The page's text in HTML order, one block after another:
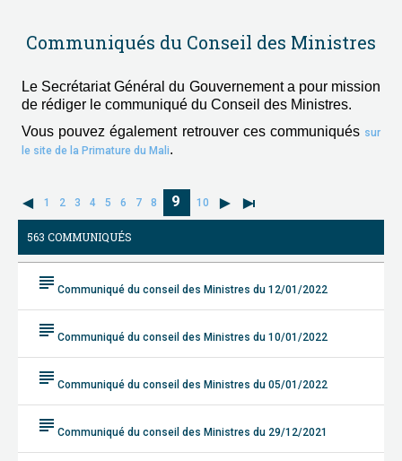
Communiqués du Conseil des Ministres
Le Secrétariat Général du Gouvernement a pour mission
de rédiger le communiqué du Conseil des Ministres.
Vous pouvez également retrouver ces communiqués sur
le site de la Primature du Mali.
1 2 3 4 5 6 7 8 9 10
563 COMMUNIQUÉS
subject Communiqué du conseil des Ministres du 12/01/2022
subject Communiqué du conseil des Ministres du 10/01/2022
subject Communiqué du conseil des Ministres du 05/01/2022
subject Communiqué du conseil des Ministres du 29/12/2021